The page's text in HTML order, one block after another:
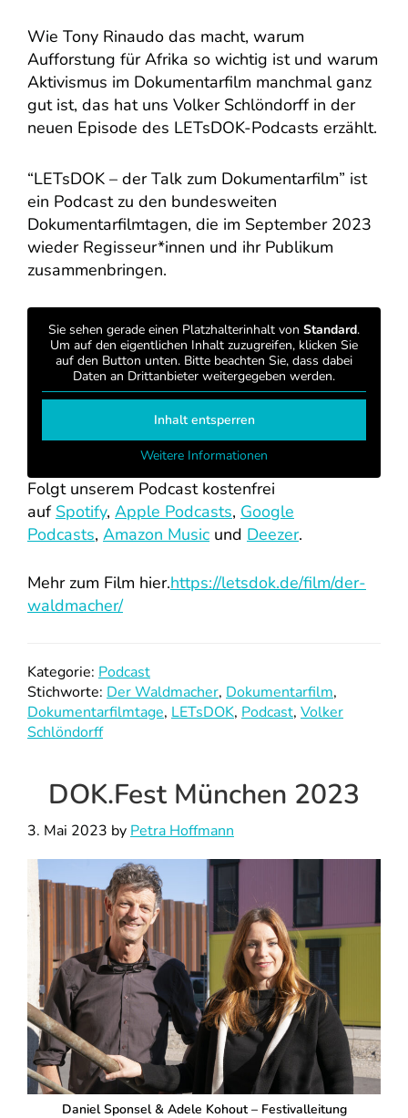
Wie Tony Rinaudo das macht, warum
Aufforstung für Afrika so wichtig ist und warum
Aktivismus im Dokumentarfilm manchmal ganz
gut ist, das hat uns Volker Schlöndorff in der
neuen Episode des LETsDOK-Podcasts erzählt.
“LETsDOK – der Talk zum Dokumentarfilm” ist
ein Podcast zu den bundesweiten
Dokumentarfilmtagen, die im September 2023
wieder Regisseur*innen und ihr Publikum
zusammenbringen.
Sie sehen gerade einen Platzhalterinhalt von Standard.
Um auf den eigentlichen Inhalt zuzugreifen, klicken Sie
auf den Button unten. Bitte beachten Sie, dass dabei
Daten an Drittanbieter weitergegeben werden.
Inhalt entsperren
Weitere Informationen
Folgt unserem Podcast kostenfrei
auf Spotify, Apple Podcasts, Google
Podcasts, Amazon Music und Deezer.
Mehr zum Film hier.https://letsdok.de/film/der-
waldmacher/
Kategorie: Podcast
Stichworte: Der Waldmacher, Dokumentarfilm,
Dokumentarfilmtage, LETsDOK, Podcast, Volker
Schlöndorff
DOK.Fest München 2023
3. Mai 2023 by Petra Hoffmann
Daniel Sponsel & Adele Kohout – Festivalleitung